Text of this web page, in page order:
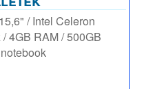
/ Intel Celeron
4GB RAM / 500GB